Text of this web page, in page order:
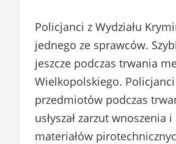
Policjanci z Wydziału
jednego ze sprawców.
jeszcze podczas trwania
Wielkopolskiego.
przedmiotów podczas
usłyszał zarzut
materiałów